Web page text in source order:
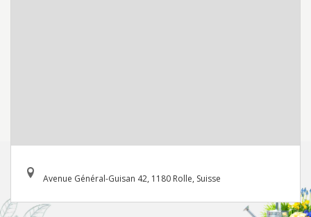
Avenue Général-Guisan 42, 1180 Rolle, Suisse